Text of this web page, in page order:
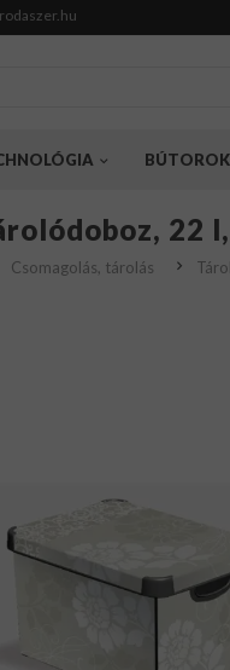
BÚTOROK
22
Csomagolás, tárolás